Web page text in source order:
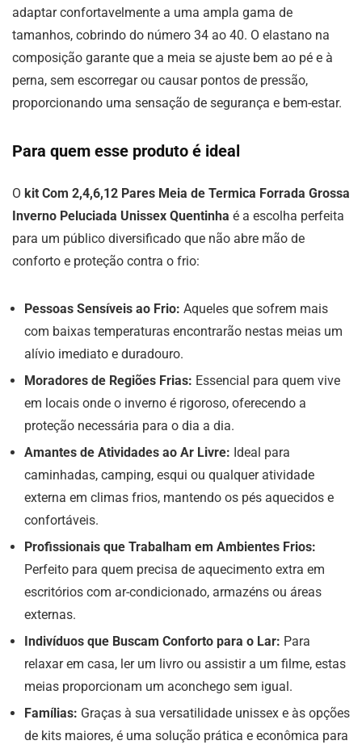
adaptar confortavelmente a uma ampla gama de
tamanhos, cobrindo do número 34 ao 40. O elastano na
composição garante que a meia se ajuste bem ao pé e à
perna, sem escorregar ou causar pontos de pressão,
proporcionando uma sensação de segurança e bem-estar.
Para quem esse produto é ideal
O kit Com 2,4,6,12 Pares Meia de Termica Forrada Grossa
Inverno Peluciada Unissex Quentinha é a escolha perfeita
para um público diversificado que não abre mão de
conforto e proteção contra o frio:
Pessoas Sensíveis ao Frio: Aqueles que sofrem mais
com baixas temperaturas encontrarão nestas meias um
alívio imediato e duradouro.
Moradores de Regiões Frias: Essencial para quem vive
em locais onde o inverno é rigoroso, oferecendo a
proteção necessária para o dia a dia.
Amantes de Atividades ao Ar Livre: Ideal para
caminhadas, camping, esqui ou qualquer atividade
externa em climas frios, mantendo os pés aquecidos e
confortáveis.
Profissionais que Trabalham em Ambientes Frios:
Perfeito para quem precisa de aquecimento extra em
escritórios com ar-condicionado, armazéns ou áreas
externas.
Indivíduos que Buscam Conforto para o Lar: Para
relaxar em casa, ler um livro ou assistir a um filme, estas
meias proporcionam um aconchego sem igual.
Famílias: Graças à sua versatilidade unissex e às opções
de kits maiores, é uma solução prática e econômica para